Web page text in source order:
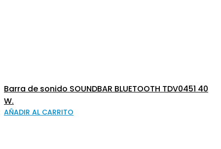
Barra de sonido SOUNDBAR BLUETOOTH TDV0451 40
W.
AÑADIR AL CARRITO